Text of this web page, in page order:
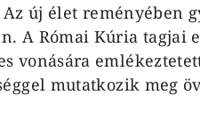
új élet reményében
A Római Kúria tagjai
vonására
mutatkozik meg